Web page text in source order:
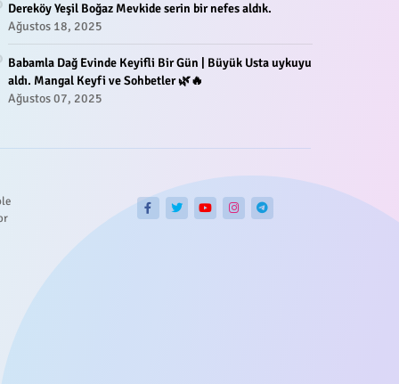
Dereköy Yeşil Boğaz Mevkide serin bir nefes aldık.
Ağustos 18, 2025
Babamla Dağ Evinde Keyifli Bir Gün | Büyük Usta uykuyu
aldı. Mangal Keyfi ve Sohbetler 🌿🔥
Ağustos 07, 2025